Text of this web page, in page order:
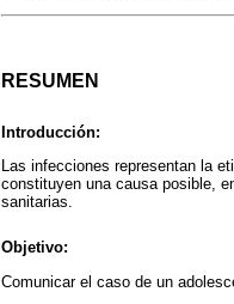
RESUMEN
Introducción:
Las infecciones representan la
constituyen una causa posible,
sanitarias.
Objetivo:
Comunicar el caso de un